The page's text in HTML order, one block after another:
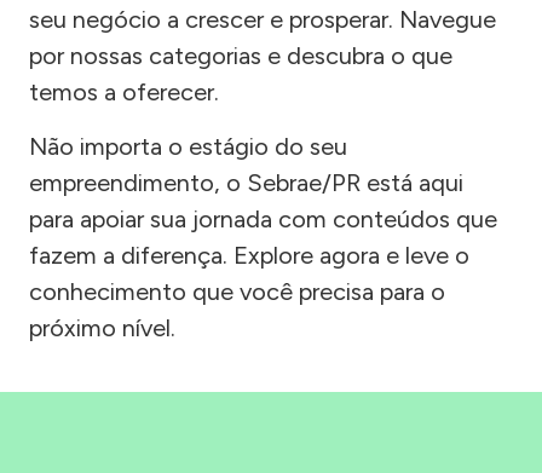
seu negócio a crescer e prosperar. Navegue
por nossas categorias e descubra o que
temos a oferecer.
Não importa o estágio do seu
empreendimento, o Sebrae/PR está aqui
para apoiar sua jornada com conteúdos que
fazem a diferença. Explore agora e leve o
conhecimento que você precisa para o
próximo nível.